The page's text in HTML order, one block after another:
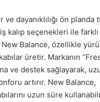
dayanıklılığı ön planda
kalıp seçenekleri ile
Balance, özellikle
üretir. Markanın
ve destek sağlayarak,
artırır. New Balance,
uzun süre